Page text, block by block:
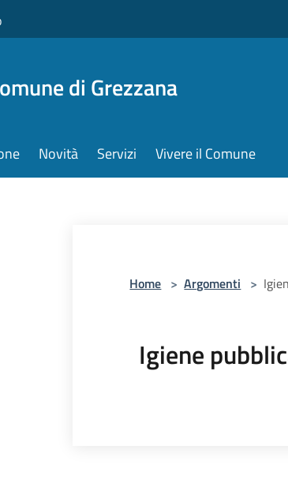
di Grezzana
Novità Servizi Vivere il Comune
Home > Argomenti >
Igiene